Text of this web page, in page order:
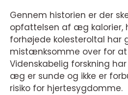
Gennem historien er der
opfattelsen af æg kalorier,
forhøjede kolesteroltal har
mistænksomme over for
Videnskabelig forskning
æg er sunde og ikke er
risiko for hjertesygdomme.